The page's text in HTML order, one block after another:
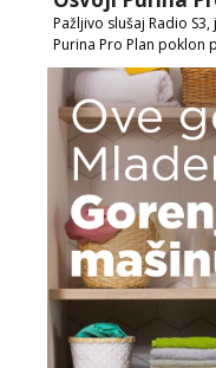
Pažljivo slušaj Radio
Purina Pro Plan poklon